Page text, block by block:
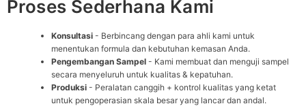
Proses Sederhana Kami
Konsultasi - Berbincang dengan para ahli kami untuk
menentukan formula dan kebutuhan kemasan Anda.
Pengembangan Sampel - Kami membuat dan menguji sampel
secara menyeluruh untuk kualitas & kepatuhan.
Produksi - Peralatan canggih + kontrol kualitas yang ketat
untuk pengoperasian skala besar yang lancar dan andal.